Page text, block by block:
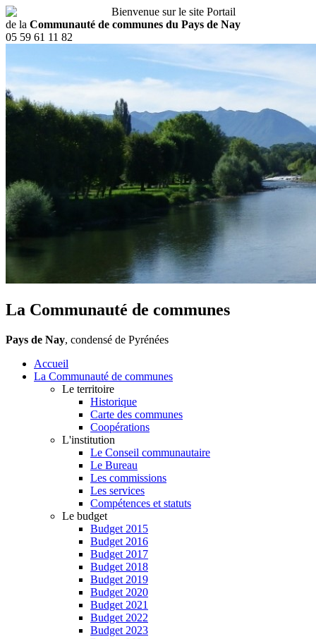
Bienvenue sur le site Portail
de la Communauté de communes du Pays de Nay
05 59 61 11 82
La Communauté de communes
Pays de Nay, condensé de Pyrénées
Accueil
La Communauté de communes
Le territoire
Historique
Carte des communes
Coopérations
L'institution
Le Conseil communautaire
Le Bureau
Les commissions
Les services
Compétences et statuts
Le budget
Budget 2015
Budget 2016
Budget 2017
Budget 2018
Budget 2019
Budget 2020
Budget 2021
Budget 2022
Budget 2023